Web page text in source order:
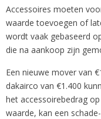
Accessoires moeten
waarde toevoegen of
wordt vaak gebaseerd
die na aankoop zijn
Een nieuwe mover van
dakairco van €1.400
het accessoirebedrag
waarde, kan een